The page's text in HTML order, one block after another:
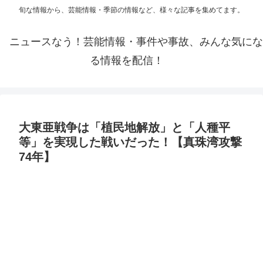
旬な情報から、芸能情報・季節の情報など、様々な記事を集めてます。
ニュースなう！芸能情報・事件や事故、みんな気にな
る情報を配信！
大東亜戦争は「植民地解放」と「人種平
等」を実現した戦いだった！【真珠湾攻撃
74年】